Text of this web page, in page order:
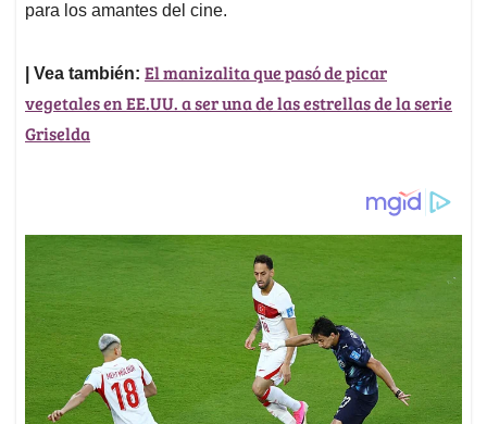
para los amantes del cine.
| Vea también: El manizalita que pasó de picar
vegetales en EE.UU. a ser una de las estrellas de la serie
Griselda